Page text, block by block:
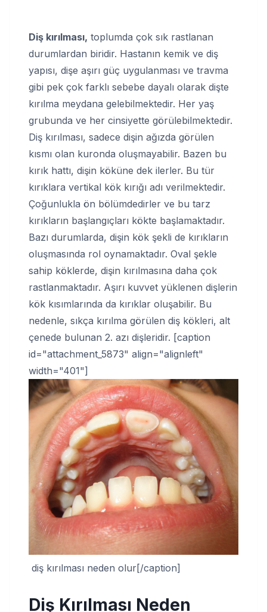
Diş kırılması, toplumda çok sık rastlanan
durumlardan biridir. Hastanın kemik ve diş
yapısı, dişe aşırı güç uygulanması ve travma
gibi pek çok farklı sebebe dayalı olarak dişte
kırılma meydana gelebilmektedir. Her yaş
grubunda ve her cinsiyette görülebilmektedir.
Diş kırılması, sadece dişin ağızda görülen
kısmı olan kuronda oluşmayabilir. Bazen bu
kırık hattı, dişin köküne dek ilerler. Bu tür
kırıklara vertikal kök kırığı adı verilmektedir.
Çoğunlukla ön bölümdedirler ve bu tarz
kırıkların başlangıçları kökte başlamaktadır.
Bazı durumlarda, dişin kök şekli de kırıkların
oluşmasında rol oynamaktadır. Oval şekle
sahip köklerde, dişin kırılmasına daha çok
rastlanmaktadır. Aşırı kuvvet yüklenen dişlerin
kök kısımlarında da kırıklar oluşabilir. Bu
nedenle, sıkça kırılma görülen diş kökleri, alt
çenede bulunan 2. azı dişleridir. [caption
id="attachment_5873" align="alignleft"
width="401"]
diş kırılması neden olur[/caption]
Diş Kırılması Neden